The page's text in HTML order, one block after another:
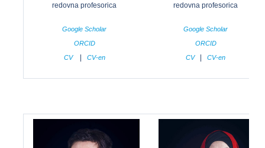
redovna profesorica
Google Scholar
ORCID
CV| CV-en
redovna profesorica
Google Scholar
ORCID
CV| CV-en